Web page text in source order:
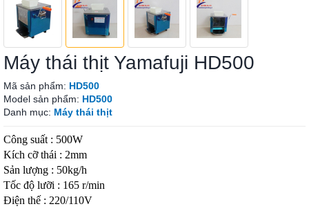
Máy thái thịt Yamafuji HD500
Mã sản phẩm: HD500
Model sản phẩm: HD500
Danh mục: Máy thái thịt
Công suất : 500W
Kích cỡ thái : 2mm
Sản lượng : 50kg/h
Tốc độ lưỡi : 165 r/min
Điện thế : 220/110V